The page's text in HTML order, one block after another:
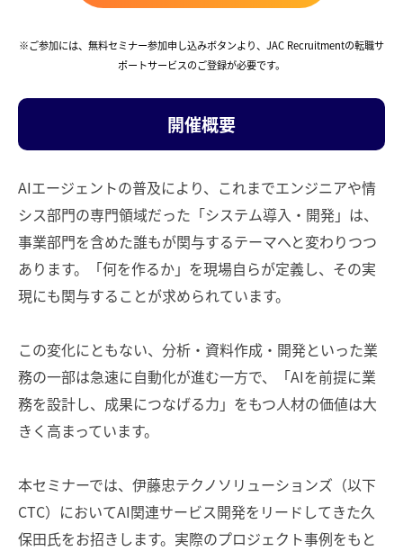
※ご参加には、無料セミナー参加申し込みボタンより、JAC Recruitmentの転職サ
ポートサービスのご登録が必要です。
開催概要
AIエージェントの普及により、これまでエンジニアや情
シス部門の専門領域だった「システム導入・開発」は、
事業部門を含めた誰もが関与するテーマへと変わりつつ
あります。「何を作るか」を現場自らが定義し、その実
現にも関与することが求められています。
この変化にともない、分析・資料作成・開発といった業
務の一部は急速に自動化が進む一方で、「AIを前提に業
務を設計し、成果につなげる力」をもつ人材の価値は大
きく高まっています。
本セミナーでは、伊藤忠テクノソリューションズ（以下
CTC）においてAI関連サービス開発をリードしてきた久
保田氏をお招きします。実際のプロジェクト事例をもと